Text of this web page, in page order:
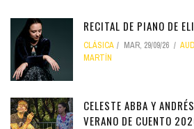
RECITAL DE PIANO DE
CLÁSICA MAR, 29/09/26
MARTÍN
CELESTE ABBA Y
VERANO DE CUENTO